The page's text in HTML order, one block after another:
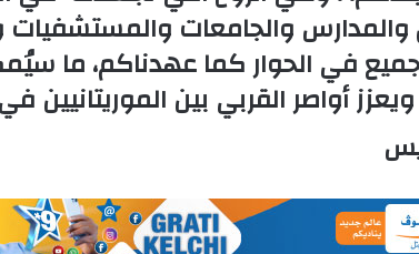
والمدارس والجامعات
في الحوار كما عهدناكم، ما
أواصر القربي بين الموريتانيين